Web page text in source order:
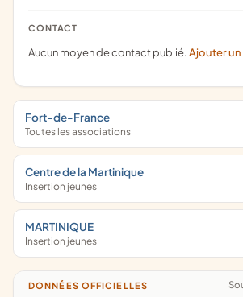
CONTACT
Aucun moyen de contact publié.Ajouter
Fort-de-France
Toutes les associations
Centre de la Martinique
Insertion jeunes
MARTINIQUE
Insertion jeunes
DONNÉES OFFICIELLES